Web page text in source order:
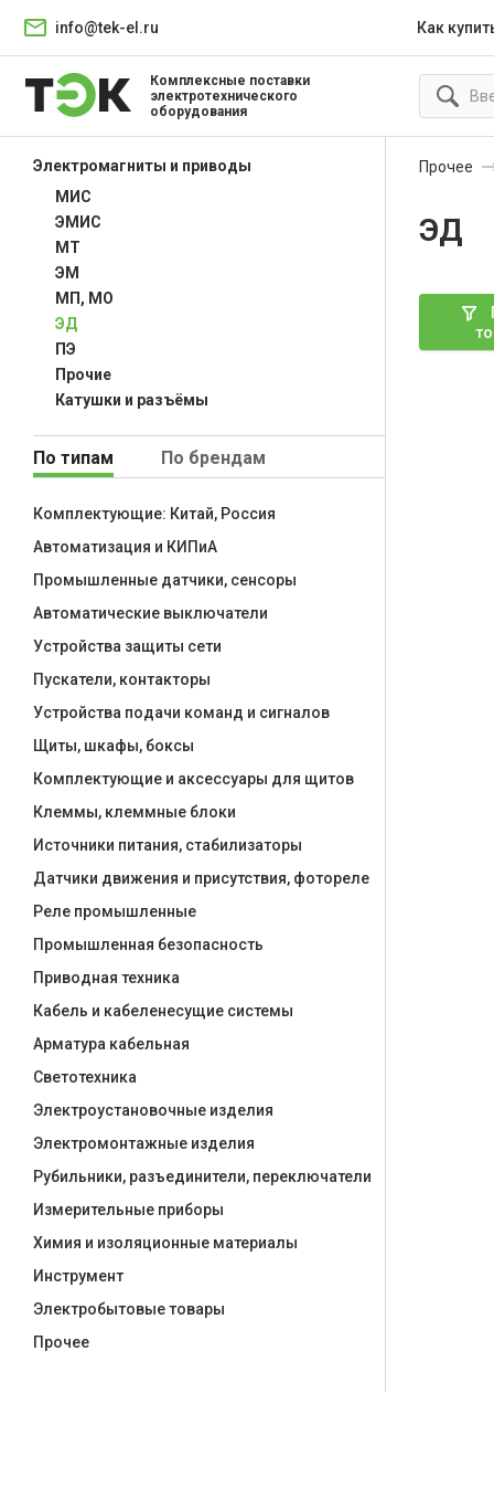
info@tek-el.ru Как
Комплексные поставки
электротехнического
оборудования
Прочее
ЭД
Электромагниты и приводы
МИС
ЭМИС
МТ
ЭМ
МП, МО
ЭД
ПЭ
Прочие
Катушки и разъёмы
По типам По брендам
Комплектующие: Китай, Россия
Автоматизация и КИПиА
Промышленные датчики, сенсоры
Автоматические выключатели
Устройства защиты сети
Пускатели, контакторы
Устройства подачи команд и сигналов
Щиты, шкафы, боксы
Комплектующие и аксессуары для щитов
Клеммы, клеммные блоки
Источники питания, стабилизаторы
Датчики движения и присутствия, фотореле
Реле промышленные
Промышленная безопасность
Приводная техника
Кабель и кабеленесущие системы
Арматура кабельная
Светотехника
Электроустановочные изделия
Электромонтажные изделия
Рубильники, разъединители, переключатели
Измерительные приборы
Химия и изоляционные материалы
Инструмент
Электробытовые товары
Прочее